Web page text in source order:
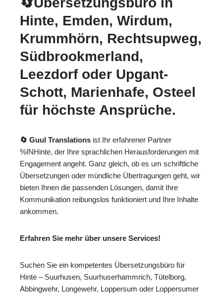
Hinte, Emden, Wirdum,
Krummhörn, Rechtsupweg,
Südbrookmerland,
Leezdorf oder Upgant-
Schott, Marienhafe, Osteel
für höchste Ansprüche.
🔄 Guul Translations ist Ihr erfahrener Partner
%INHinte, der Ihre sprachlichen Herausforderungen mit
Engagement angeht. Ganz gleich, ob es um schriftliche
Übersetzungen oder mündliche Übertragungen geht, wir
bieten Ihnen die passenden Lösungen, damit Ihre
Kommunikation reibungslos funktioniert und Ihre Inhalte
ankommen.
Erfahren Sie mehr über unsere Services!
Suchen Sie ein kompetentes Übersetzungsbüro für
Hinte – Suurhusen, Suurhuserhammrich, Tütelborg,
Abbingwehr, Longewehr, Loppersum oder Loppersumer